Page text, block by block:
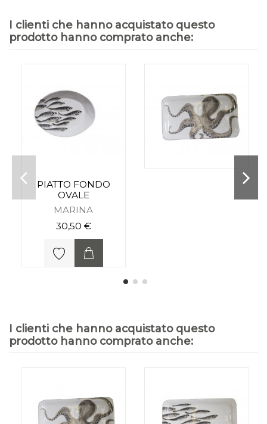
I clienti che hanno acquistato questo
prodotto hanno comprato anche:
PIATTO FONDO
OVALE
MARINA
30,50 €
I clienti che hanno acquistato questo
prodotto hanno comprato anche: